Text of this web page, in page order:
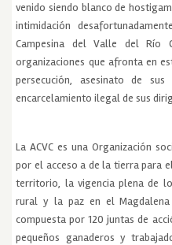
venido siendo blanco de
intimidación
Campesina del Valle del Río
organizaciones que afronta en
persecución, asesinato de
encarcelamiento ilegal de sus
La ACVC es una Organización
por el acceso a de la tierra para
territorio, la vigencia plena de
rural y la paz en el Magdalena
compuesta por 120 juntas de
pequeños ganaderos y